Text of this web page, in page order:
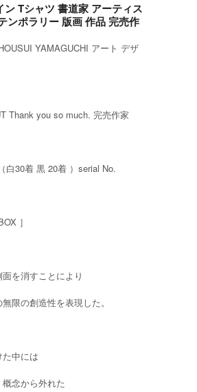
ン Tシャツ 書道家 アーティス
ンポラリー 版画 作品 完売作
YAMAGUCHI アート デザ
Thank you so much. 完売作家
白30着 黒 20着 ）serial No.
］
を消すことにより
限の創造性を表現した。
中には
念から外れた